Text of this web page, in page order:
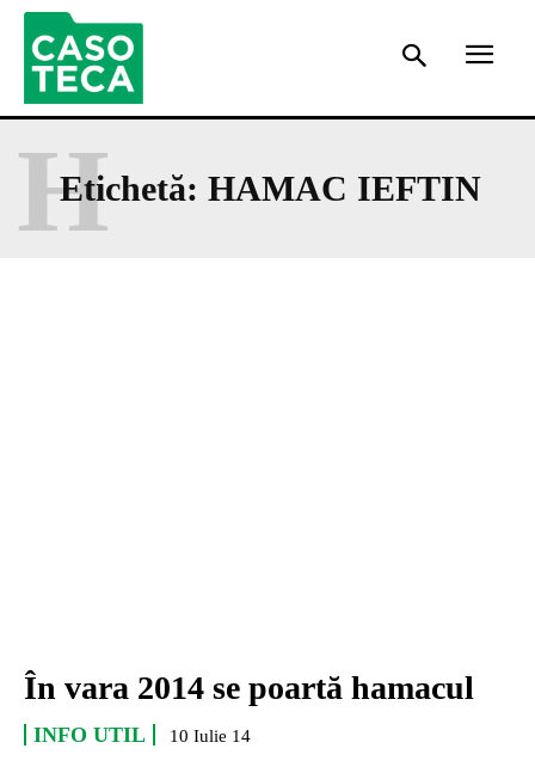
Etichetă: HAMAC IEFTIN
H
În vara 2014 se poartă hamacul
INFO UTIL 10 Iulie 14